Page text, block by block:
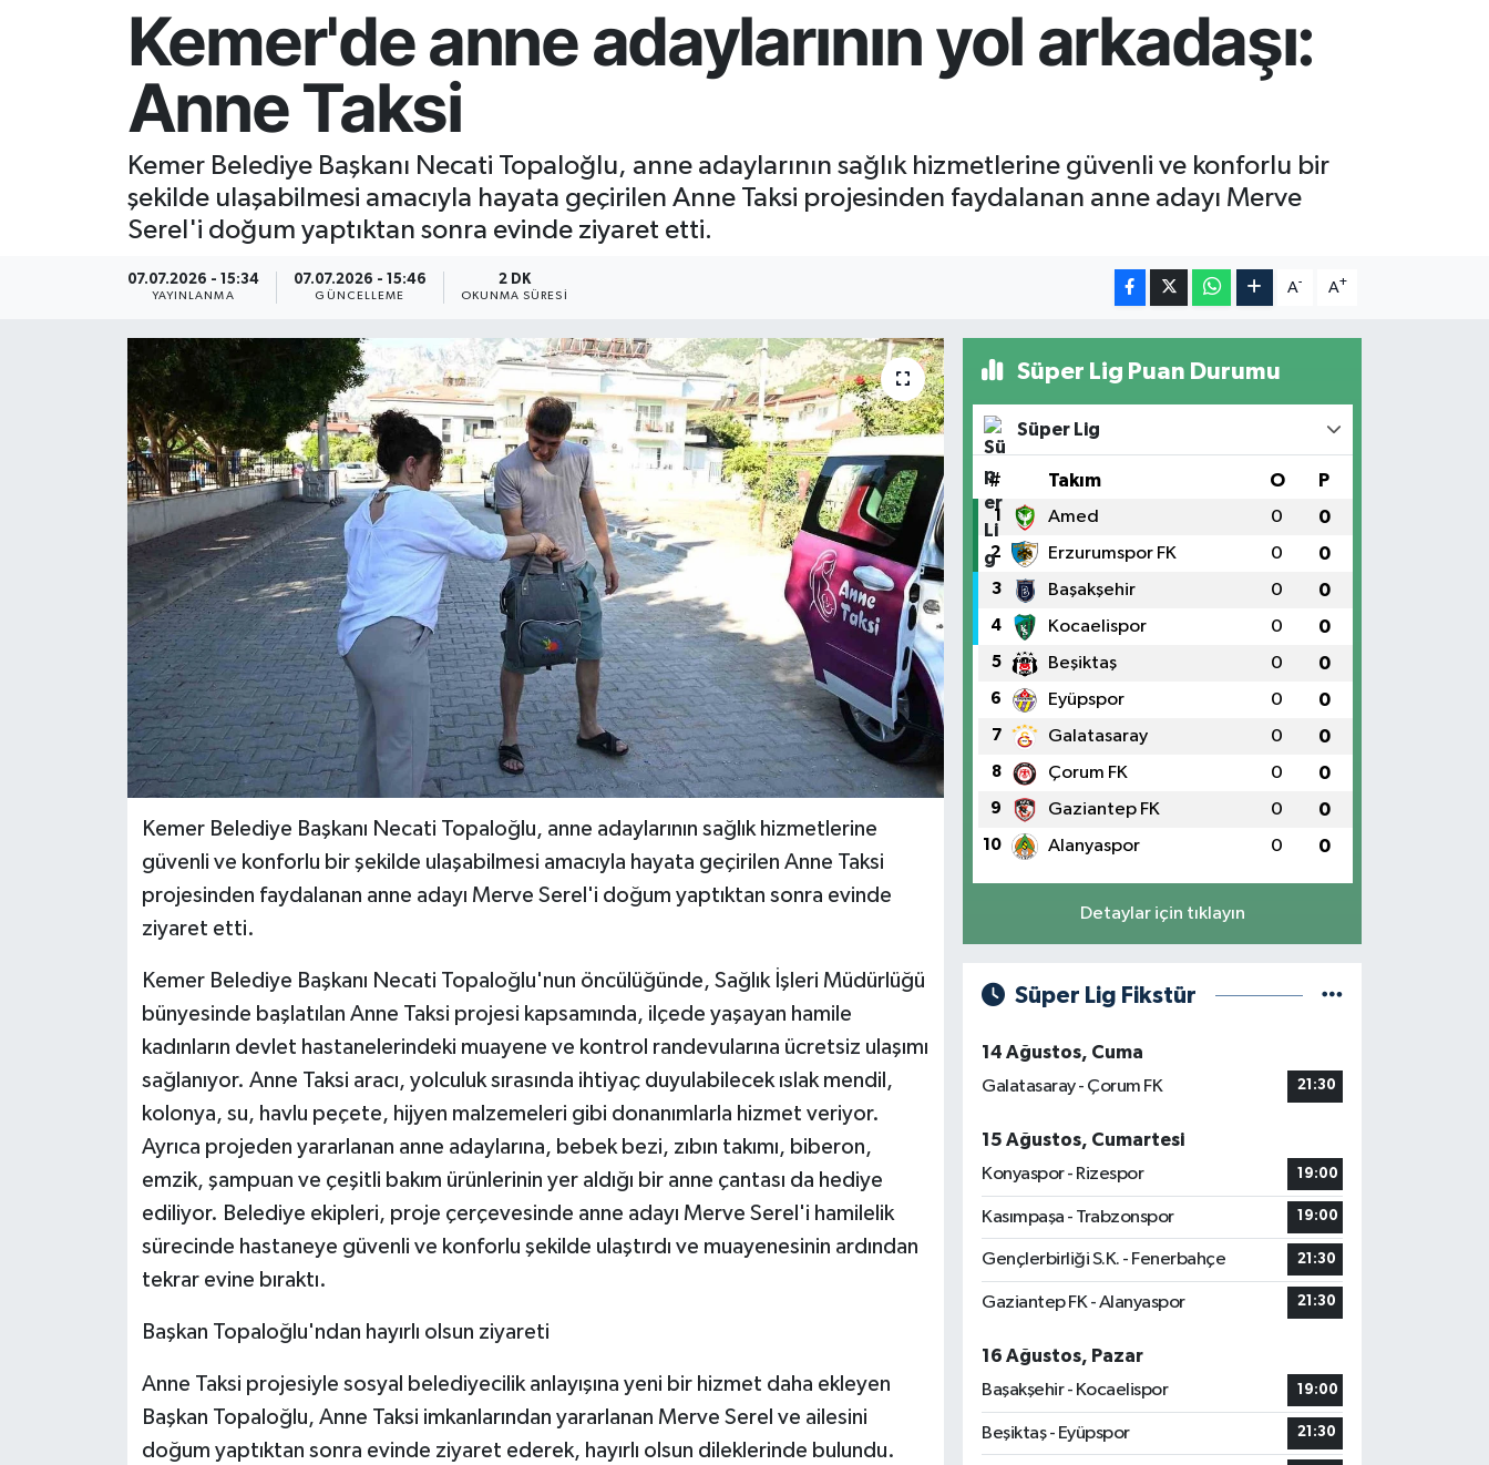
Kemer'de anne adaylarının yol arkadaşı:
Anne Taksi
Kemer Belediye Başkanı Necati Topaloğlu, anne adaylarının sağlık hizmetlerine güvenli ve konforlu bir
şekilde ulaşabilmesi amacıyla hayata geçirilen Anne Taksi projesinden faydalanan anne adayı Merve
Serel'i doğum yaptıktan sonra evinde ziyaret etti.
07.07.2026 - 15:34
YAYINLANMA
07.07.2026 - 15:46
GÜNCELLEME
2 DK
OKUNMA SÜRESI
A- A+
Kemer Belediye Başkanı Necati Topaloğlu, anne adaylarının sağlık hizmetlerine
güvenli ve konforlu bir şekilde ulaşabilmesi amacıyla hayata geçirilen Anne Taksi
projesinden faydalanan anne adayı Merve Serel'i doğum yaptıktan sonra evinde
ziyaret etti.
Kemer Belediye Başkanı Necati Topaloğlu'nun öncülüğünde, Sağlık İşleri Müdürlüğü
bünyesinde başlatılan Anne Taksi projesi kapsamında, ilçede yaşayan hamile
kadınların devlet hastanelerindeki muayene ve kontrol randevularına ücretsiz ulaşımı
sağlanıyor. Anne Taksi aracı, yolculuk sırasında ihtiyaç duyulabilecek ıslak mendil,
kolonya, su, havlu peçete, hijyen malzemeleri gibi donanımlarla hizmet veriyor.
Ayrıca projeden yararlanan anne adaylarına, bebek bezi, zıbın takımı, biberon,
emzik, şampuan ve çeşitli bakım ürünlerinin yer aldığı bir anne çantası da hediye
ediliyor. Belediye ekipleri, proje çerçevesinde anne adayı Merve Serel'i hamilelik
sürecinde hastaneye güvenli ve konforlu şekilde ulaştırdı ve muayenesinin ardından
tekrar evine bıraktı.
Başkan Topaloğlu'ndan hayırlı olsun ziyareti
Anne Taksi projesiyle sosyal belediyecilik anlayışına yeni bir hizmet daha ekleyen
Başkan Topaloğlu, Anne Taksi imkanlarından yararlanan Merve Serel ve ailesini
doğum yaptıktan sonra evinde ziyaret ederek, hayırlı olsun dileklerinde bulundu.
Süper Lig Puan Durumu
Süper Lig
# Takım O P
1 Amed 0 0
2 Erzurumspor FK 0 0
3 Başakşehir 0 0
4 Kocaelispor 0 0
5 Beşiktaş 0 0
6 Eyüpspor 0 0
7 Galatasaray 0 0
8 Çorum FK 0 0
9 Gaziantep FK 0 0
10 Alanyaspor 0 0
Detaylar için tıklayın
Süper Lig Fikstür
14 Ağustos, Cuma
Galatasaray - Çorum FK
21:30
15 Ağustos, Cumartesi
Konyaspor - Rizespor
19:00
Kasımpaşa - Trabzonspor 19:00
Gençlerbirliği S.K. - Fenerbahçe 21:30
Gaziantep FK - Alanyaspor 21:30
16 Ağustos, Pazar
Başakşehir - Kocaelispor
19:00
Beşiktaş - Eyüpspor 21:30
Resmi İlan